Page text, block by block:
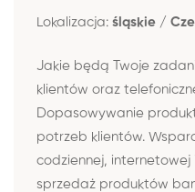
Lokalizacja: śląskie /
Jakie będą Twoje
klientów oraz
Dopasowywanie
potrzeb klientów.
codziennej, internetowej
sprzedaż produktów